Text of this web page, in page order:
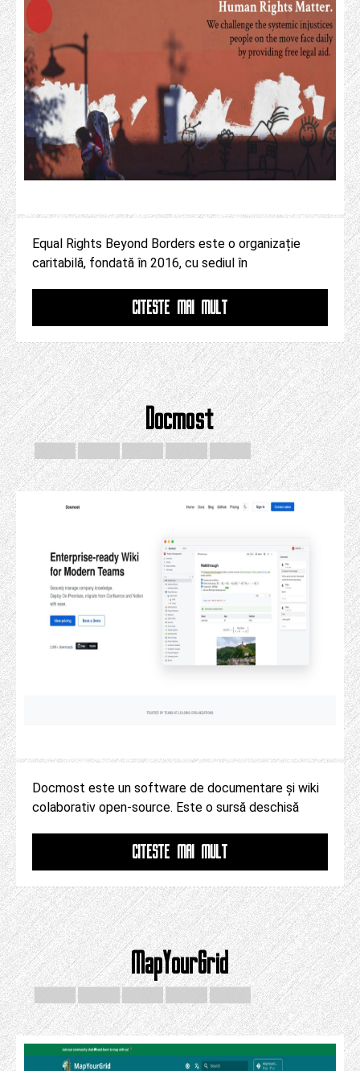
Equal Rights Beyond Borders este o organizație
caritabilă, fondată în 2016, cu sediul în
CITESTE MAI MULT
Docmost
Docmost este un software de documentare și wiki
colaborativ open-source. Este o sursă deschisă
CITESTE MAI MULT
MapYourGrid